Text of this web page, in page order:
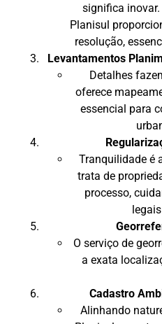
significa
Planisul
resolução,
Levantamentos
Detalhes
oferece
essencial para
Tranquilidade é
trata de
processo,
O serviço de
a exata
Cadastro
Alinhando